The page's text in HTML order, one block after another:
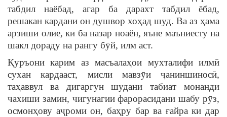
табдил наёбад, агар ба дарахт табдил ёбад,
решакан кардани он душвор хоҳад шуд. Ва аз ҳама
арзиши олие, ки ба назар ноаён, яъне маъниесту на
шакл дораду на рангу бӯй, илм аст.
Қуръони карим аз масъалаҳои мухталифи илмӣ
сухан кардааст, мисли мавзӯи ҷаниншиносӣ,
таҳаввул ва дигаргун шудани табиат монанди
чахиши замин, чигунагии фарорасидани шабу рӯз,
осмонҳову аҷроми он, баҳру бар ва ғайра ки дар